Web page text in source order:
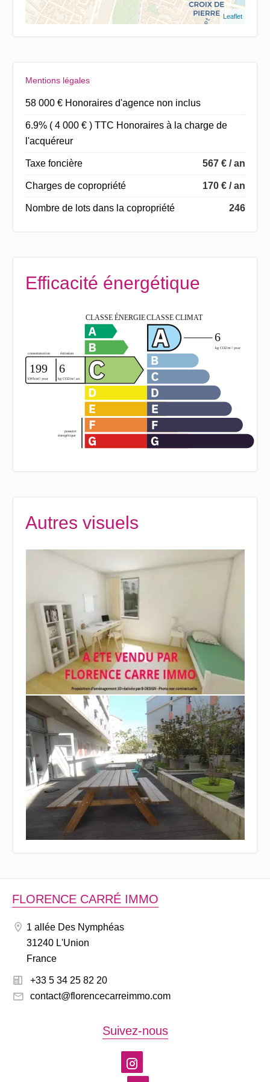
Leaflet
Mentions légales
58 000 € Honoraires d'agence non inclus
6.9% ( 4 000 € ) TTC Honoraires à la charge de
l'acquéreur
Taxe foncière 567 € / an
Charges de copropriété 170 € / an
Nombre de lots dans la copropriété 246
Efficacité énergétique
Autres visuels
FLORENCE CARRÉ IMMO
1 allée Des Nymphéas
31240 L'Union
France
+33 5 34 25 82 20
contact@florencecarreimmo.com
Suivez-nous